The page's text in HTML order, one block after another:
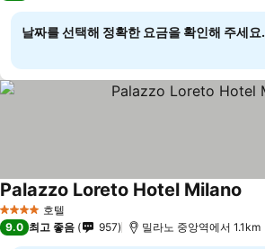
날짜를 선택해 정확한 요금을 확인해 주세요.
4 성급 호텔
Palazzo Loreto Hotel Milano
9.0 최고 좋음 957 밀라노 중앙역에서 1.1km